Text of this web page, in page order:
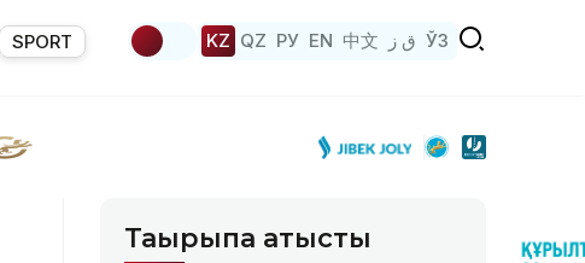
SPORT KZ QZ РУ EN 中文 ق ز ЎЗ
Тақырыпқа қатысты